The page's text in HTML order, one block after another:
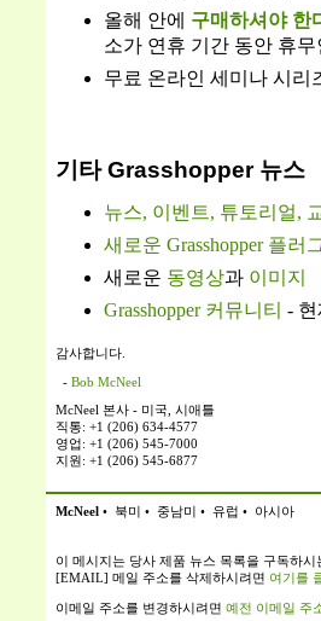
올해 안에 구매하셔야 한
소가 연휴 기간 동안 휴
무료 온라인 세미나 시리
기타 Grasshopper 뉴스
뉴스, 이벤트, 튜토리얼,
새로운 Grasshopper 플러
새로운 동영상과 이미지
Grasshopper 커뮤니티 -
감사합니다.
- Bob McNeel
McNeel 본사 - 미국, 시애틀
직통: +1 (206) 634-4577
영업: +1 (206) 545-7000
지원: +1 (206) 545-6877
McNeel • 북미 • 중남미 • 유럽 • 아시아
이 메시지는 당사 제품 뉴스 목록을 구독하
[EMAIL] 메일 주소를 삭제하시려면 여기를
이메일 주소를 변경하시려면 예전 이메일 주